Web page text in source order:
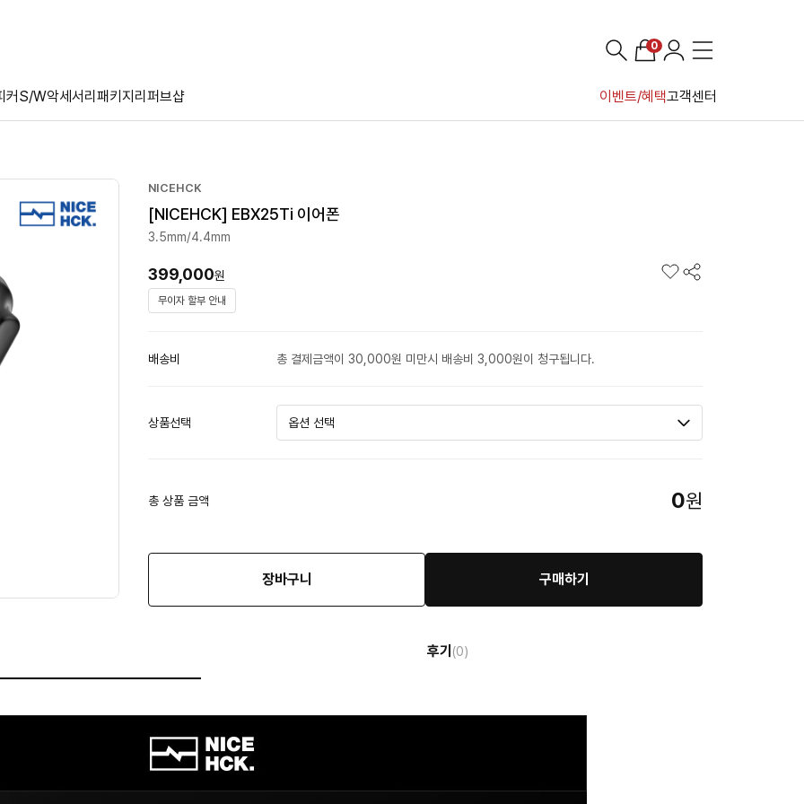
커S/W악세서리 패키지리퍼브샵 이벤트/혜택고객센터
0
NICEHCK
[NICEHCK] EBX25Ti 이어폰
3.5mm/4.4mm
399,000원
무이자 할부 안내
배송비 총 결제금액이 30,000원 미만시 배송비 3,000원이 청구됩니다.
상품선택
총 상품 금액 0원
장바구니 구매하기
후기 (0)